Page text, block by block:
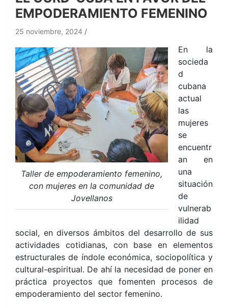
EMPODERAMIENTO FEMENINO
25 noviembre, 2024
Taller de empoderamiento femenino,
con mujeres en la comunidad de
Jovellanos
En la
socieda
d
cubana
actual
las
mujeres
se
encuentr
an en
una
situación
de
vulnerab
ilidad
social, en diversos ámbitos del desarrollo de sus
actividades cotidianas, con base en elementos
estructurales de índole económica, sociopolítica y
cultural-espiritual. De ahí la necesidad de poner en
práctica proyectos que fomenten procesos de
empoderamiento del sector femenino.